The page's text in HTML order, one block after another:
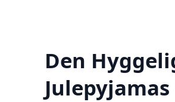
Den
Julepyjamas